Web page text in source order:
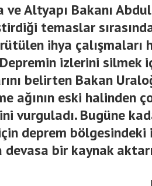
ve Altyapı Bakanı
temaslar
ihya çalışmaları
izlerini silmek
belirten Bakan
ağının eski halinden
vurguladı. Bugüne
deprem
bir kaynak